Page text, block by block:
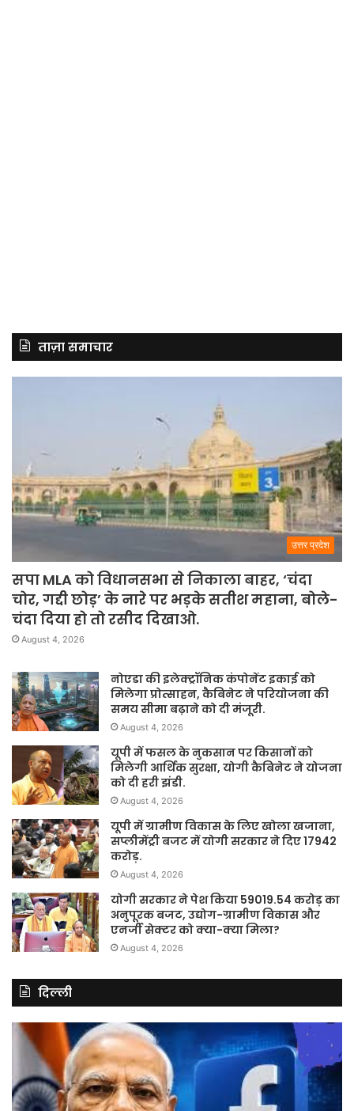
ताज़ा समाचार
उत्तर प्रदेश
सपा MLA को विधानसभा से निकाला बाहर, ‘चंदा
चोर, गद्दी छोड़’ के नारे पर भड़के सतीश महाना, बोले-
चंदा दिया हो तो रसीद दिखाओ.
August 4, 2026
नोएडा की इलेक्ट्रॉनिक कंपोनेंट इकाई को
मिलेगा प्रोत्साहन, कैबिनेट ने परियोजना की
समय सीमा बढ़ाने को दी मंजूरी.
August 4, 2026
यूपी में फसल के नुकसान पर किसानों को
मिलेगी आर्थिक सुरक्षा, योगी कैबिनेट ने योजना
को दी हरी झंडी.
August 4, 2026
यूपी में ग्रामीण विकास के लिए खोला खजाना,
सप्लीमेंट्री बजट में योगी सरकार ने दिए 17942
करोड़.
August 4, 2026
योगी सरकार ने पेश किया 59019.54 करोड़ का
अनुपूरक बजट, उद्योग-ग्रामीण विकास और
एनर्जी सेक्टर को क्या-क्या मिला?
August 4, 2026
दिल्ली